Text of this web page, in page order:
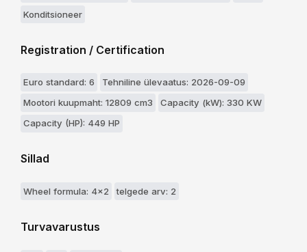
Konditsioneer
Registration / Certification
Euro standard: 6
Tehniline ülevaatus: 2026-09-09
Mootori kuupmaht: 12809 cm3
Capacity (kW): 330 KW
Capacity (HP): 449 HP
Sillad
Wheel formula: 4x2 telgede arv: 2
Turvavarustus